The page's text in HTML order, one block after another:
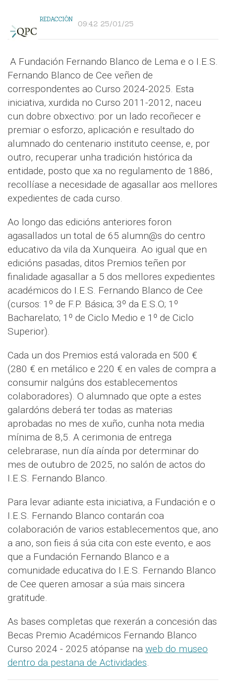
REDACCIÓN 09:42 25/01/25
A Fundación Fernando Blanco de Lema e o I.E.S.
Fernando Blanco de Cee veñen de
correspondentes ao Curso 2024-2025. Esta
iniciativa, xurdida no Curso 2011-2012, naceu
cun dobre obxectivo: por un lado recoñecer e
premiar o esforzo, aplicación e resultado do
alumnado do centenario instituto ceense, e, por
outro, recuperar unha tradición histórica da
entidade, posto que xa no regulamento de 1886,
recollíase a necesidade de agasallar aos mellores
expedientes de cada curso.
Ao longo das edicións anteriores foron
agasallados un total de 65 alumn@s do centro
educativo da vila da Xunqueira. Ao igual que en
edicións pasadas, ditos Premios teñen por
finalidade agasallar a 5 dos mellores expedientes
académicos do I.E.S. Fernando Blanco de Cee
(cursos: 1º de F.P. Básica; 3º da E.S.O; 1º
Bacharelato; 1º de Ciclo Medio e 1º de Ciclo
Superior).
Cada un dos Premios está valorada en 500 €
(280 € en metálico e 220 € en vales de compra a
consumir nalgúns dos establecementos
colaboradores). O alumnado que opte a estes
galardóns deberá ter todas as materias
aprobadas no mes de xuño, cunha nota media
mínima de 8,5. A cerimonia de entrega
celebrarase, nun día aínda por determinar do
mes de outubro de 2025, no salón de actos do
I.E.S. Fernando Blanco.
Para levar adiante esta iniciativa, a Fundación e o
I.E.S. Fernando Blanco contarán coa
colaboración de varios establecementos que, ano
a ano, son fieis á súa cita con este evento, e aos
que a Fundación Fernando Blanco e a
comunidade educativa do I.E.S. Fernando Blanco
de Cee queren amosar a súa mais sincera
gratitude.
As bases completas que rexerán a concesión das
Becas Premio Académicos Fernando Blanco
Curso 2024 - 2025 atópanse na web do museo
dentro da pestana de Actividades.